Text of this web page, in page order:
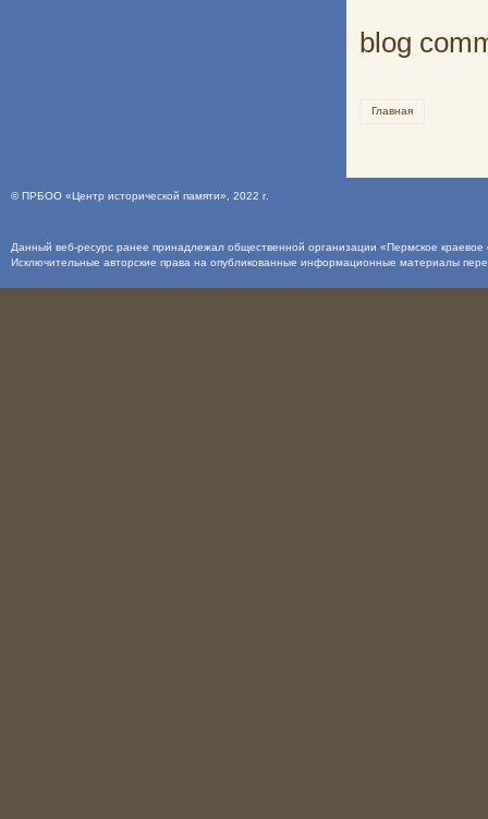
blog
Главная
©ПРБОО «Центр исторической памяти» , 2022 г.
Данный веб-ресурс ранее принадлежал общественной организации «Пермское
Исключительные авторские права на опубликованные информационные материалы